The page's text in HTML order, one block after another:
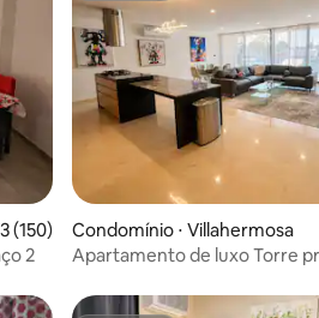
uma avaliação média de 5, 150
(150)
2
Condomínio ⋅ Villahermosa
Apartamento de luxo Torre